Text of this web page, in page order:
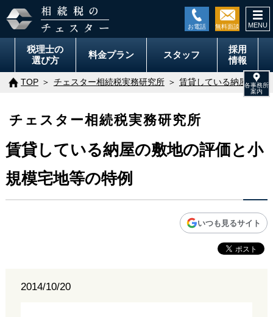
税理士の
選び方
料金プラン スタッフ
採用
情報
TOP チェスター相続税実務研究所 賃貸している納屋の敷
チェスター相続税実務研究所
賃貸している納屋の敷地の評価と小
規模宅地等の特例
いつも見るサイト
2014/10/20